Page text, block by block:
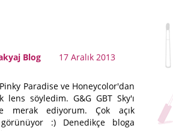
Blog
17 Aralık 2013
Paradise ve Honeycolor'dan
lens söyledim. G&G GBT Sky'ı
merak ediyorum. Çok açık
:) Denedikçe bloga